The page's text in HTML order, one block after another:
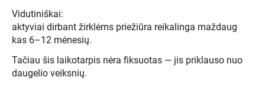
Vidutiniškai:
aktyviai dirbant žirklėms priežiūra reikalinga maždaug
kas 6–12 mėnesių.
Tačiau šis laikotarpis nėra fiksuotas — jis priklauso nuo
daugelio veiksnių.